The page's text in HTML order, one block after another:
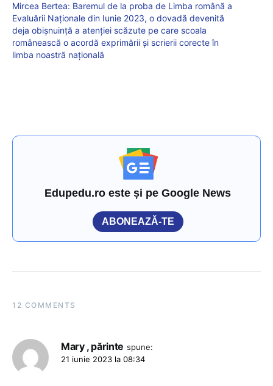
Mircea Bertea: Baremul de la proba de Limba română a
Evaluării Naționale din Iunie 2023, o dovadă devenită
deja obișnuință a atenției scăzute pe care scoala
românească o acordă exprimării și scrierii corecte în
limba noastră națională
Edupedu.ro este și pe Google News
ABONEAZĂ-TE
12 COMMENTS
Mary , părinte spune:
21 iunie 2023 la 08:34